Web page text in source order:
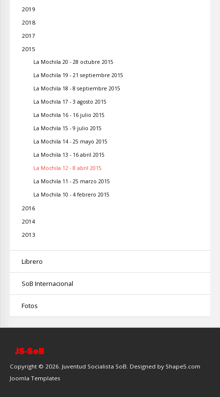
2019
2018
2017
2015
La Mochila 20 - 28 octubre 2015
La Mochila 19 - 21 septiembre 2015
La Mochila 18 - 8 septiembre 2015
La Mochila 17 - 3 agosto 2015
La Mochila 16 - 16 julio 2015
La Mochila 15 - 9 julio 2015
La Mochila 14 - 25 mayo 2015
La Mochila 13 - 16 abril 2015
La Mochila 12 - 8 abril 2015
La Mochila 11 - 25 marzo 2015
La Mochila 10 - 4 febrero 2015
2016
2014
2013
Librero
SoB Internacional
Fotos
Copyright © 2026. Juventud Socialista SoB. Designed by Shape5.com
Joomla Templates